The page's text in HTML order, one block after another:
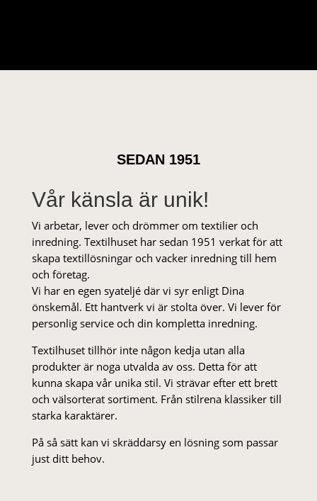
SEDAN 1951
Vår känsla är unik!
Vi arbetar, lever och drömmer om textilier och
inredning. Textilhuset har sedan 1951 verkat för att
skapa textillösningar och vacker inredning till hem
och företag.
Vi har en egen syateljé där vi syr enligt Dina
önskemål. Ett hantverk vi är stolta över. Vi lever för
personlig service och din kompletta inredning.
Textilhuset tillhör inte någon kedja utan alla
produkter är noga utvalda av oss. Detta för att
kunna skapa vår unika stil. Vi strä­var efter ett brett
och välsorterat sor­ti­ment. Från stil­rena klas­siker till
starka karaktärer.
På så sätt kan vi skräddarsy en lösning som passar
just ditt behov.